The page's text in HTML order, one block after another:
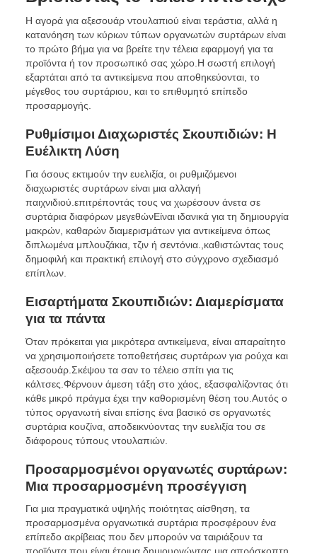
Η αγορά για αξεσουάρ ντουλαπιού είναι τεράστια, αλλά η
κατανόηση των κύριων τύπων οργανωτών συρτάρων είναι
το πρώτο βήμα για να βρείτε την τέλεια εφαρμογή για τα
προϊόντα ή τον προσωπικό σας χώρο.Η σωστή επιλογή
εξαρτάται από τα αντικείμενα που αποθηκεύονται, το
μέγεθος του συρτάριου, και το επιθυμητό επίπεδο
προσαρμογής.
Ρυθμίσιμοι Διαχωριστές Σκουπιδιών: Η
Ευέλικτη Λύση
Για όσους εκτιμούν την ευελιξία, οι ρυθμιζόμενοι
διαχωριστές συρτάρων είναι μια αλλαγή
παιχνιδιού.επιτρέποντάς τους να χωρέσουν άνετα σε
συρτάρια διαφόρων μεγεθώνΕίναι ιδανικά για τη δημιουργία
μακρών, καθαρών διαμερισμάτων για αντικείμενα όπως
διπλωμένα μπλουζάκια, τζιν ή σεντόνια.,καθιστώντας τους
δημοφιλή και πρακτική επιλογή στο σύγχρονο σχεδιασμό
επίπλων.
Εισαρτήματα Σκουπιδιών: Διαμερίσματα
για τα πάντα
Όταν πρόκειται για μικρότερα αντικείμενα, είναι απαραίτητο
να χρησιμοποιήσετε τοποθετήσεις συρτάρων για ρούχα και
αξεσουάρ.Σκέψου τα σαν το τέλειο σπίτι για τις
κάλτσες.Φέρνουν άμεση τάξη στο χάος, εξασφαλίζοντας ότι
κάθε μικρό πράγμα έχει την καθορισμένη θέση του.Αυτός ο
τύπος οργανωτή είναι επίσης ένα βασικό σε οργανωτές
συρτάρια κουζίνα, αποδεικνύοντας την ευελιξία του σε
διάφορους τύπους ντουλαπιών.
Προσαρμοσμένοι οργανωτές συρτάρων:
Μια προσαρμοσμένη προσέγγιση
Για μια πραγματικά υψηλής ποιότητας αίσθηση, τα
προσαρμοσμένα οργανωτικά συρτάρια προσφέρουν ένα
επίπεδο ακρίβειας που δεν μπορούν να ταιριάξουν τα